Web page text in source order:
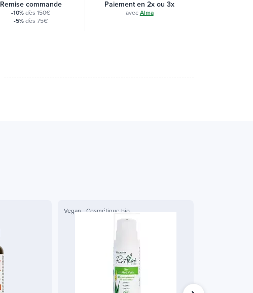
Remise commande
-10%dès 150€
-5%dès 75€
Paiement en 2x ou 3x
avec Alma
Vegan Cosmétique bio